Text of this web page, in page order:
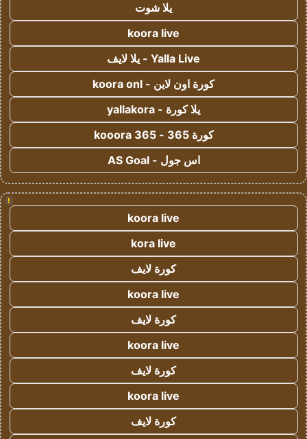
يلا شوت
koora live
Yalla Live - يلا لايف
كورة اون لاين - koora onl
يلا كورة - yallakora
كورة 365 - kooora 365
اس جول - AS Goal
!
koora live
kora live
كورة لايف
koora live
كورة لايف
koora live
كورة لايف
koora live
كورة لايف